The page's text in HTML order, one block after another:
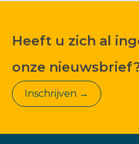
Heeft u zich al
onze
Inschrijven →